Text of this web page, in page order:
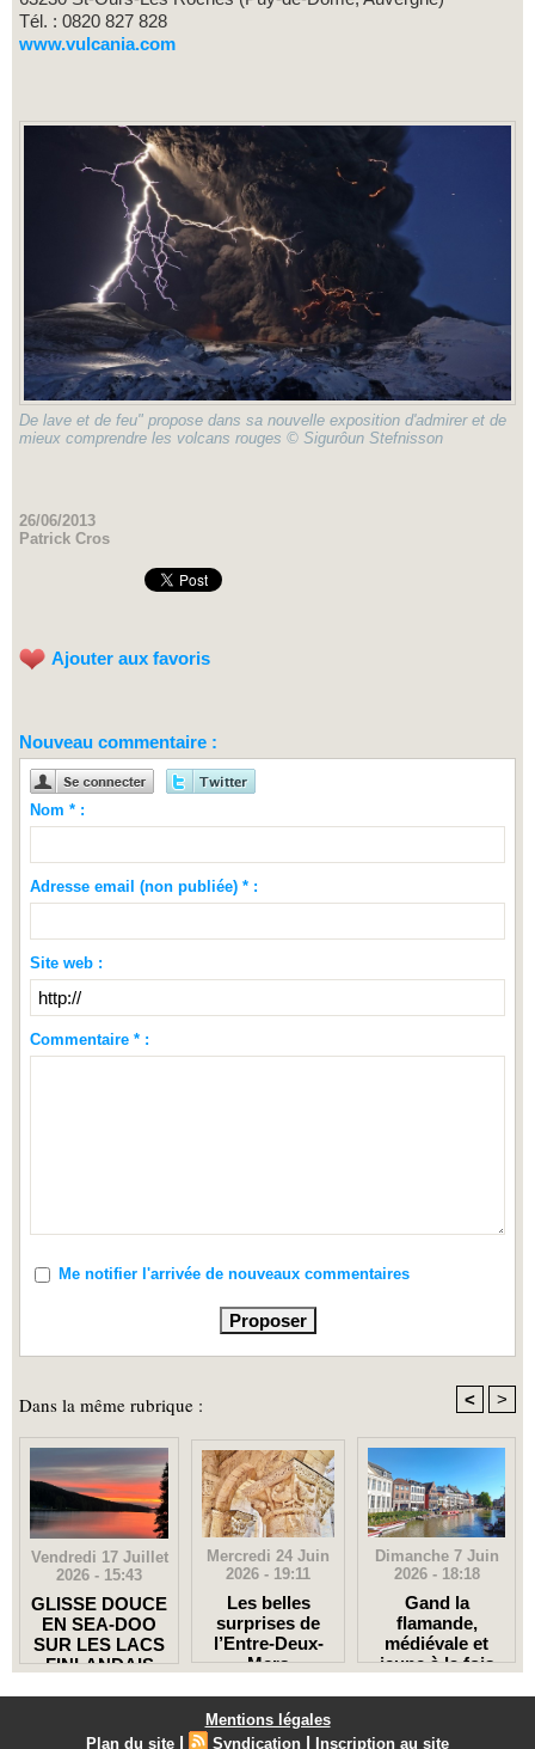
Tél. : 0820 827 828
www.vulcania.com
De lave et de feu" propose dans sa nouvelle exposition d'admirer et de
mieux comprendre les volcans rouges © Sigurôun Stefnisson
26/06/2013
Patrick Cros
Ajouter aux favoris
Nouveau commentaire :
Nom * :
Adresse email (non publiée) * :
Site web :
Commentaire * :
Me notifier l'arrivée de nouveaux commentaires
Dans la même rubrique : < >
Vendredi 17 Juillet
2026 - 15:43
GLISSE DOUCE
EN SEA-DOO
SUR LES LACS
FINLANDAIS
Mercredi 24 Juin
2026 - 19:11
Les belles
surprises de
l’Entre-Deux-
Mers
Dimanche 7 Juin
2026 - 18:18
Gand la
flamande,
médiévale et
jeune à la fois
Mentions légales
Plan du site | Syndication | Inscription au site